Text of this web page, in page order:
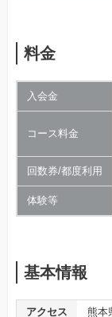
料金
入会金
コース料金
回数券/都度利用
体験等
基本情報
アクセス
熊本